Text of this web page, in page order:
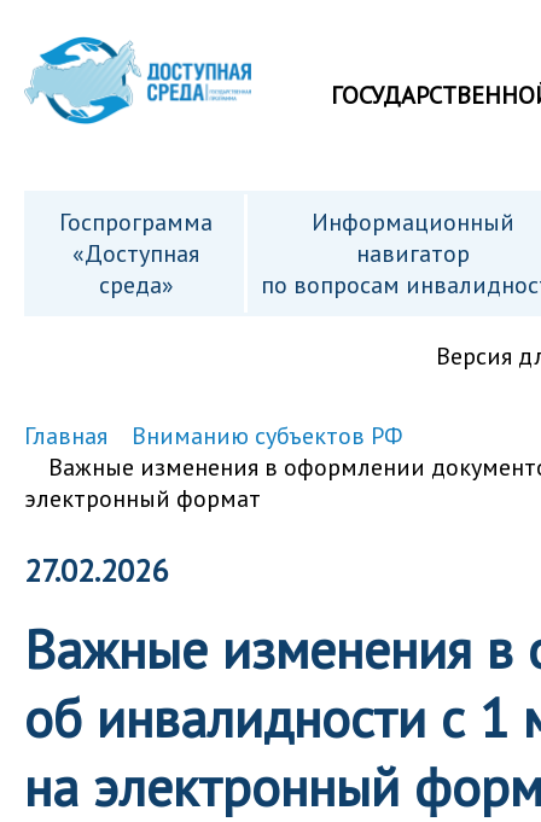
Госпрограмма
«Доступная
среда»
Информационный
навигатор
по вопросам
Версия
Главная
Вниманию субъектов РФ
Важные изменения в оформлении
электронный формат
27.02.2026
Важные изменения в
об инвалидности с 1
на электронный